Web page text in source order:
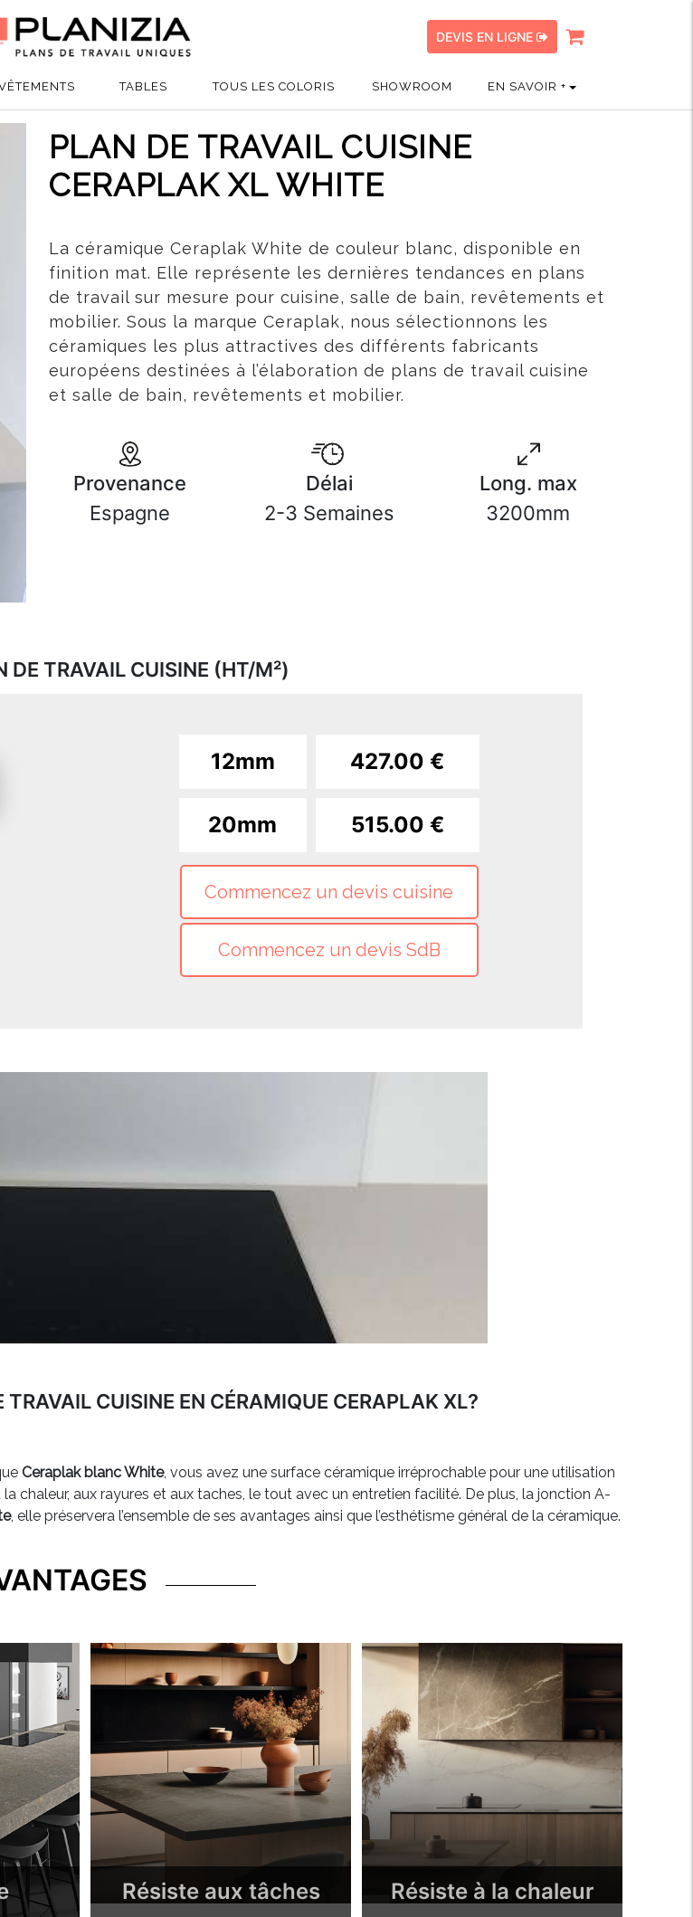
DEVIS EN LIGNE
TABLES TOUS LES COLORIS SHOWROOM EN SAVOIR +
PLAN DE TRAVAIL CUISINE
CERAPLAK XL WHITE
La céramique Ceraplak White de couleur blanc, disponible en
finition mat. Elle représente les dernières tendances en plans
de travail sur mesure pour cuisine, salle de bain, revêtements et
mobilier. Sous la marque Ceraplak, nous sélectionnons les
céramiques les plus attractives des différents fabricants
européens destinées à l’élaboration de plans de travail cuisine
et salle de bain, revêtements et mobilier.
Provenance
Espagne
Délai
2-3 Semaines
Long. max
3200mm
DE TRAVAIL CUISINE (HT/M²)
12mm 427.00 €
20mm 515.00 €
CUISINE EN CÉRAMIQUE CERAPLAK XL?
Ceraplak blanc White, vous avez une surface céramique irréprochable pour une utilisation
chaleur, aux rayures et aux taches, le tout avec un entretien facilité. De plus, la jonction A-
, elle préservera l’ensemble de ses avantages ainsi que l’esthétisme général de la céramique.
Résiste aux tâches Résiste à la chaleur